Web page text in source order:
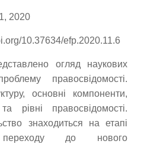
2020
10.37634/efp.2020.11.6
огляд наукових
правосвідомості.
основні компоненти,
рівні правосвідомості.
знаходиться на етапі
переходу до нового